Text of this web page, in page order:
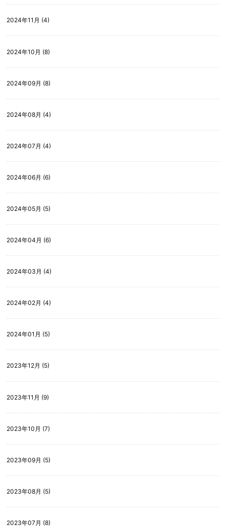
2024年11月 (4)
2024年10月 (8)
2024年09月 (8)
2024年08月 (4)
2024年07月 (4)
2024年06月 (6)
2024年05月 (5)
2024年04月 (6)
2024年03月 (4)
2024年02月 (4)
2024年01月 (5)
2023年12月 (5)
2023年11月 (9)
2023年10月 (7)
2023年09月 (5)
2023年08月 (5)
2023年07月 (8)